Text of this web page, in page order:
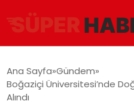
GÜNDEM
Ana Sayfa Gündem
Boğaziçi Üniversitesi’nde
Alındı